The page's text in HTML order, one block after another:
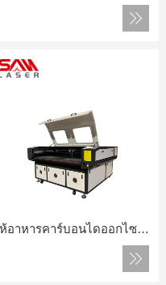
ให้อาหารคาร์บอนไดออกไซด์เครื่องตัดเลเซอร์อัตโนมัติ